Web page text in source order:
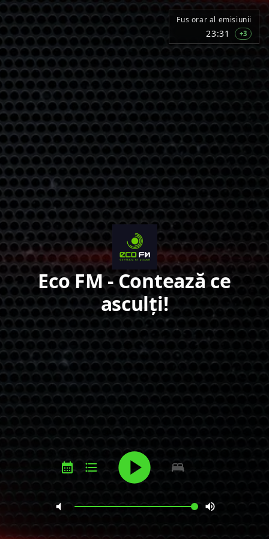
Eco FM - Contează ce
asculți!
Fus orar al emisiunii
23:31 +3